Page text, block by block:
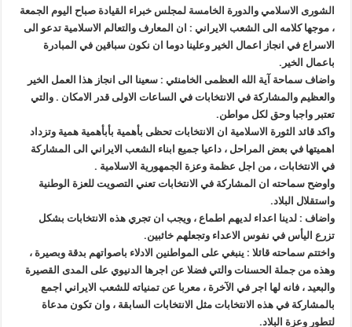
الشورى الاسلامي والدورة الخامسة لمجلس خبراء القيادة صباح اليوم الجمعة
، موجها كلامه الى الشعب الايراني : ان المعارف والتعالم الاسلامية تدعو الى
الاسراع في انجاز اعمال الخير وعلينا دوما ان نكون سباقين في المبادرة
باعمال الخير.
واضاف سماحة آية الله العظمى الخامنئي : سعينا الى انجاز هذا العمل الخير
والعظيم والمشاركة في الانتخابات في الساعات الاولى قدر الامكان . والتي
تعتبر واجبا وحق لكل مواطن.
واكد قائد الثورة الاسلامية ان الانتخابات تحظى بأهمية بأبأهمية همية وتزداد
اهميتها في بعض المراحل ، داعيا جميع ابناء الشعب الايراني الى المشاركة
في الانتخابات ، من اجل عظمة وعزة الجمهورية الاسلامية .
واوضح سماحته ان المشاركة في الانتخابات تعني التصويت للعزة الوطنية
واستقلال البلاد.
واضاف : لدينا اعداء لديهم اطماع ، ويجب ان تجري هذه الانتخابات بشكل
تزرع اليأس في نفوس الاعداء وتجعلهم خائبين.
واختتم سماحته قائلا : ينبغي على المواطنين الادلاء باصواتهم بدقة وبصيرة ،
وهذه من جملة الحسنات والتي فضلا عن اجرها الدنيوي على المدى القصيرة
والبعيد ، فانه لها اجر في الآخرة ، معربا عن تمنياته للشعب الايراني اجمع
بالمشاركة في هذه الانتخابات مثل الانتخابات السابقة ، وان تكون مدعاة
لتطور وعزة البلاد.